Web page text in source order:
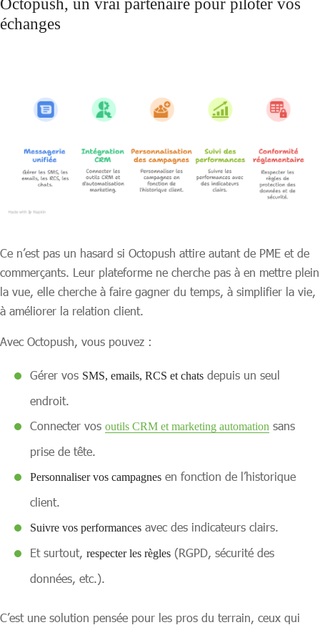
Octopush, un vrai partenaire pour piloter vos
échanges
Ce n’est pas un hasard si Octopush attire autant de PME et de
commerçants. Leur plateforme ne cherche pas à en mettre plein
la vue, elle cherche à faire gagner du temps, à simplifier la vie,
à améliorer la relation client.
Avec Octopush, vous pouvez :
Gérer vos SMS, emails, RCS et chats depuis un seul
endroit.
Connecter vos outils CRM et marketing automation sans
prise de tête.
Personnaliser vos campagnes en fonction de l’historique
client.
Suivre vos performances avec des indicateurs clairs.
Et surtout, respecter les règles (RGPD, sécurité des
données, etc.).
C’est une solution pensée pour les pros du terrain, ceux qui